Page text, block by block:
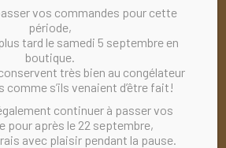
vos commandes pour cette
période,
tard le samedi 5 septembre en
boutique.
très bien au congélateur
s’ils venaient d’être fait!
continuer à passer vos
pour après le 22 septembre,
avec plaisir pendant la pause.